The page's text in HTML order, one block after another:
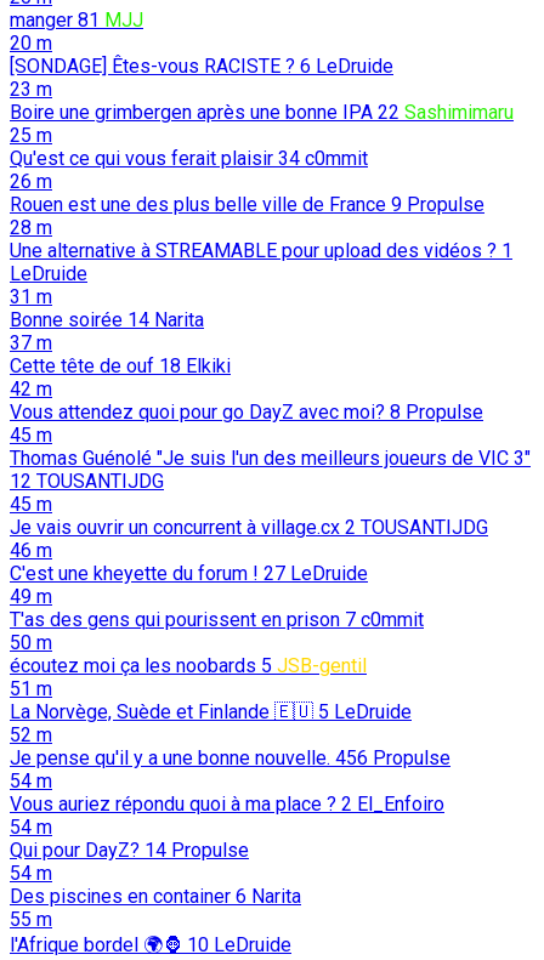
manger 81 MJJ
20 m
[SONDAGE] Êtes-vous RACISTE ? 6 LeDruide
23 m
Boire une grimbergen après une bonne IPA 22 Sashimimaru
25 m
Qu'est ce qui vous ferait plaisir 34 c0mmit
26 m
Rouen est une des plus belle ville de France 9 Propulse
28 m
Une alternative à STREAMABLE pour upload des vidéos ? 1
LeDruide
31 m
Bonne soirée 14 Narita
37 m
Cette tête de ouf 18 Elkiki
42 m
Vous attendez quoi pour go DayZ avec moi? 8 Propulse
45 m
Thomas Guénolé "Je suis l'un des meilleurs joueurs de VIC 3"
12 TOUSANTIJDG
45 m
Je vais ouvrir un concurrent à village.cx 2 TOUSANTIJDG
46 m
C'est une kheyette du forum ! 27 LeDruide
49 m
T'as des gens qui pourissent en prison 7 c0mmit
50 m
écoutez moi ça les noobards 5 JSB-gentil
51 m
La Norvège, Suède et Finlande 🇪🇺️ 5 LeDruide
52 m
Je pense qu'il y a une bonne nouvelle. 456 Propulse
54 m
Vous auriez répondu quoi à ma place ? 2 El_Enfoiro
54 m
Qui pour DayZ? 14 Propulse
54 m
Des piscines en container 6 Narita
55 m
l'Afrique bordel 🌍🦍 10 LeDruide